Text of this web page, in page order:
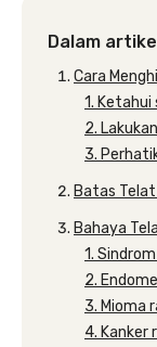
Dalam
Cara
1. Ketahui
2.
3.
Batas Telat
Bahaya
1.
2.
3. Mioma
4. Kanker